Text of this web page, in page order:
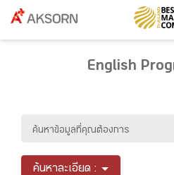
English
ค้นหาละเอียด :